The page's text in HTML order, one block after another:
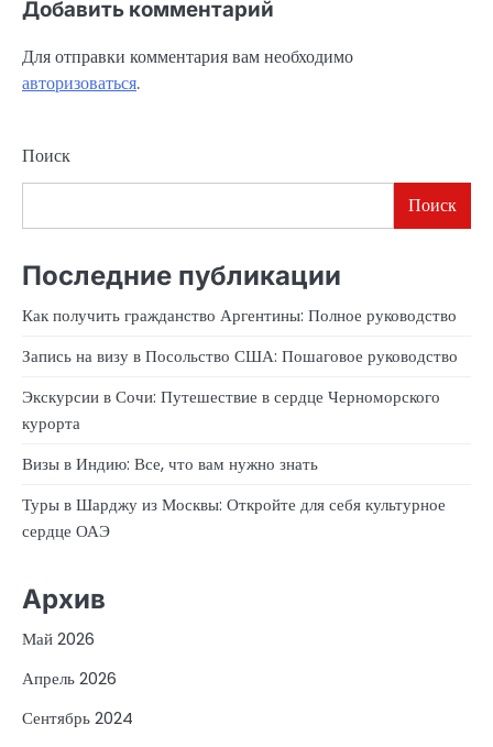
Добавить комментарий
Для отправки комментария вам необходимо
авторизоваться.
Поиск
Поиск
Последние публикации
Как получить гражданство Аргентины: Полное руководство
Запись на визу в Посольство США: Пошаговое руководство
Экскурсии в Сочи: Путешествие в сердце Черноморского
курорта
Визы в Индию: Все, что вам нужно знать
Туры в Шарджу из Москвы: Откройте для себя культурное
сердце ОАЭ
Архив
Май 2026
Апрель 2026
Сентябрь 2024